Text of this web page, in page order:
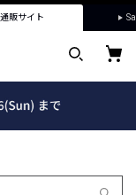
販サイト